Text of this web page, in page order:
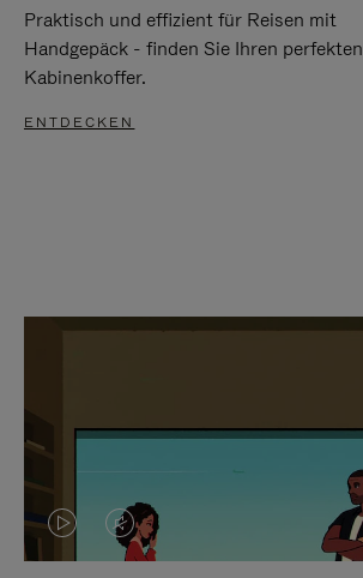
Praktisch und effizient für Reisen mit
Handgepäck - finden Sie Ihren perfekten
Kabinenkoffer.
ENTDECKEN
DASVIDEO